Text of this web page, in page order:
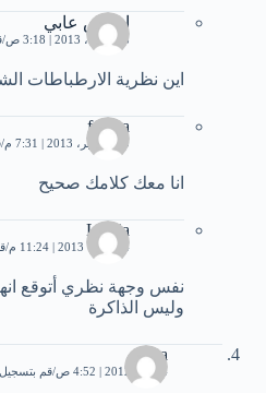
ادريس عابي
18 أبريل، 2013 | 3:18 ص
اين نظرية الارطباطات
fatima
30 سبتمبر، 2013 | 7:31 م
انا معك كلامك صحيح
Lamia
4 أكتوبر، 2013 | 11:24 م
نفس وجهة نظري أتوقع
وليس الذاكرة
noga
4 مايو، 2012 | 4:52 ص قم بتسجيل